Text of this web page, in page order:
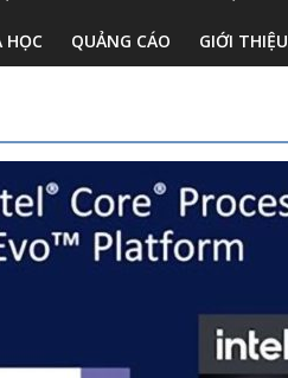
HỌC QUẢNG CÁO GIỚI THIỆU